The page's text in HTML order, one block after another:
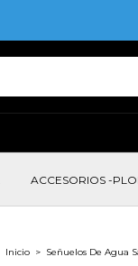
ACCESORIOS -
Inicio > Señuelos De Agua